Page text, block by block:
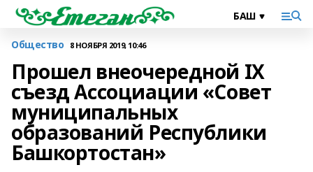
Общество 8 НОЯБРЯ 2019, 10:46
Прошел внеочередной IX
съезд Ассоциации «Совет
муниципальных
образований Республики
Башкортостан»